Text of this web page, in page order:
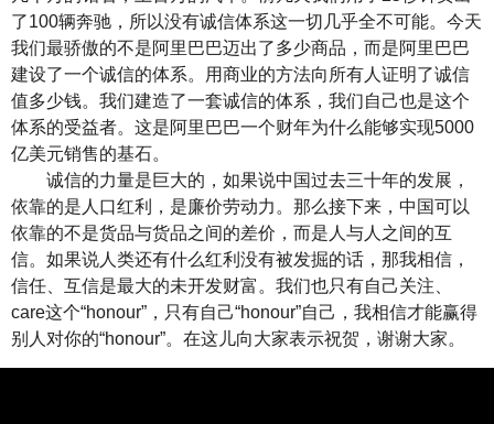
了100辆奔驰，所以没有诚信体系这一切几乎全不可能。今天
我们最骄傲的不是阿里巴巴迈出了多少商品，而是阿里巴巴
建设了一个诚信的体系。用商业的方法向所有人证明了诚信
值多少钱。我们建造了一套诚信的体系，我们自己也是这个
体系的受益者。这是阿里巴巴一个财年为什么能够实现5000
亿美元销售的基石。
诚信的力量是巨大的，如果说中国过去三十年的发展，
依靠的是人口红利，是廉价劳动力。那么接下来，中国可以
依靠的不是货品与货品之间的差价，而是人与人之间的互
信。如果说人类还有什么红利没有被发掘的话，那我相信，
信任、互信是最大的未开发财富。我们也只有自己关注、
care这个“honour”，只有自己“honour”自己，我相信才能赢得
别人对你的“honour”。在这儿向大家表示祝贺，谢谢大家。